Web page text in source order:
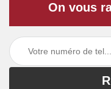
On vous